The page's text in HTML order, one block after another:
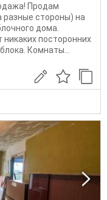
Продам
разные стороны) на
дома.
никаких посторонних
Комнаты...